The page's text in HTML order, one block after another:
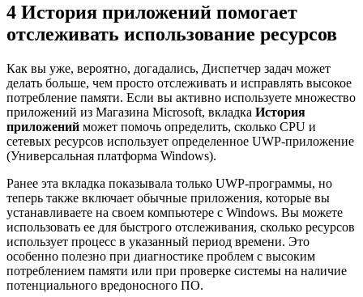
4 История приложений помогает
отслеживать использование ресурсов
Как вы уже, вероятно, догадались, Диспетчер задач может
делать больше, чем просто отслеживать и исправлять высокое
потребление памяти. Если вы активно используете множество
приложений из Магазина Microsoft, вкладка История
приложений может помочь определить, сколько CPU и
сетевых ресурсов использует определенное UWP-приложение
(Универсальная платформа Windows).
Ранее эта вкладка показывала только UWP-программы, но
теперь также включает обычные приложения, которые вы
устанавливаете на своем компьютере с Windows. Вы можете
использовать ее для быстрого отслеживания, сколько ресурсов
использует процесс в указанный период времени. Это
особенно полезно при диагностике проблем с высоким
потреблением памяти или при проверке системы на наличие
потенциального вредоносного ПО.